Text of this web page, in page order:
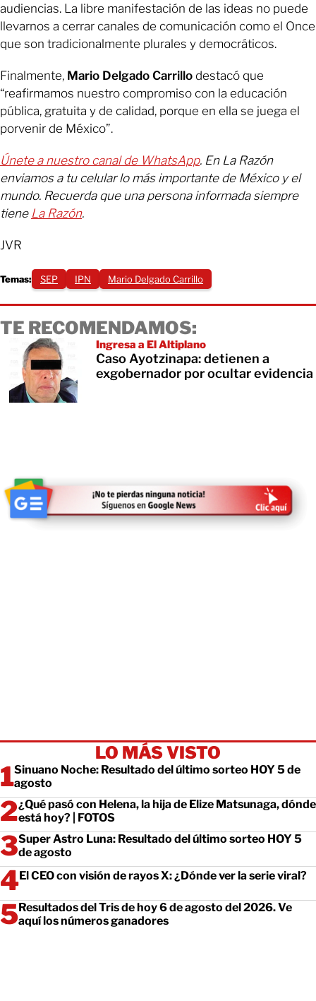
audiencias. La libre manifestación de las ideas no puede
llevarnos a cerrar canales de comunicación como el Once
que son tradicionalmente plurales y democráticos.
Finalmente, Mario Delgado Carrillo destacó que
“reafirmamos nuestro compromiso con la educación
pública, gratuita y de calidad, porque en ella se juega el
porvenir de México”.
Únete a nuestro canal de WhatsApp. En La Razón
enviamos a tu celular lo más importante de México y el
mundo. Recuerda que una persona informada siempre
tiene La Razón.
JVR
Temas: SEP IPN Mario Delgado Carrillo
TE RECOMENDAMOS:
Ingresa a El Altiplano
Caso Ayotzinapa: detienen a
exgobernador por ocultar evidencia
LO MÁS VISTO
Sinuano Noche: Resultado del último sorteo HOY 5 de
agosto
¿Qué pasó con Helena, la hija de Elize Matsunaga, dónde
está hoy? | FOTOS
Super Astro Luna: Resultado del último sorteo HOY 5
de agosto
El CEO con visión de rayos X: ¿Dónde ver la serie viral?
Resultados del Tris de hoy 6 de agosto del 2026. Ve
aquí los números ganadores